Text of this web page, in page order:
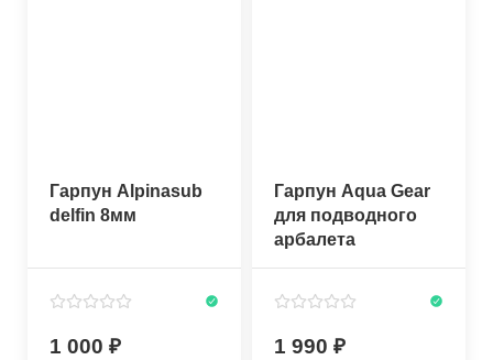
Гарпун Alpinasub
delfin 8мм
1 000
Гарпун Aqua Gear
для подводного
арбалета
1 990